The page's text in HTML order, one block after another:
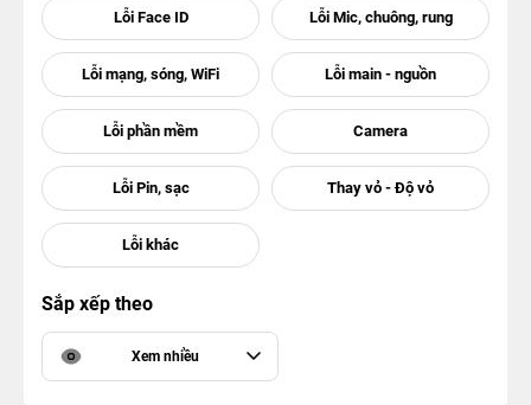
Sắp xếp theo
Xem nhiều